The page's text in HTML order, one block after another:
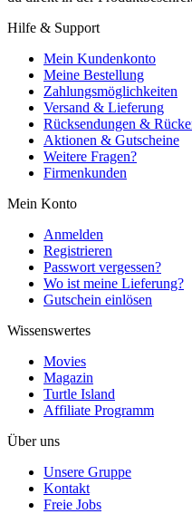
Hilfe & Support
Mein Kundenkonto
Meine Bestellung
Zahlungsmöglichkeiten
Versand & Lieferung
Rücksendungen &
Aktionen & Gutscheine
Weitere Fragen?
Firmenkunden
Mein Konto
Anmelden
Registrieren
Passwort vergessen?
Wo ist meine Lieferung?
Gutschein einlösen
Wissenswertes
Movies
Magazin
Turtle Island
Affiliate Programm
Über uns
Unsere Gruppe
Kontakt
Freie Jobs